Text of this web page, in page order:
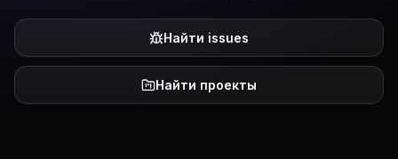
Найти issues
Найти проекты